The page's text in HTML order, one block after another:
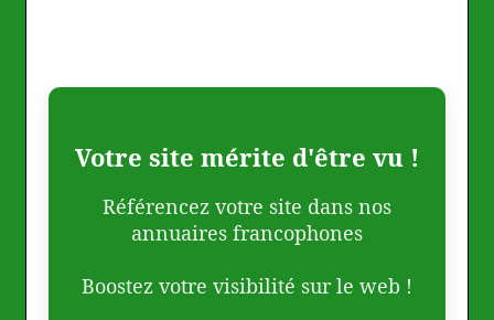
Votre site mérite d'être vu !
Référencez votre site dans nos
annuaires francophones
Boostez votre visibilité sur le web !